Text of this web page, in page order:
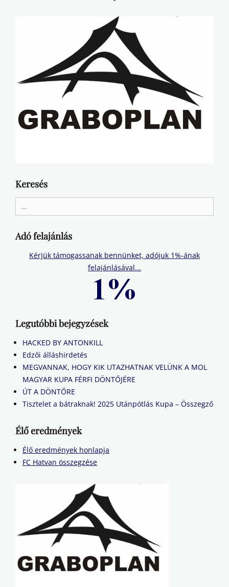
Keresés
for:
Adó felajánlás
Kérjük támogassanak bennünket, adójuk 1%-ának
felajánlásával...
Legutóbbi bejegyzések
HACKED BY ANTONKILL
Edzői álláshirdetés
MEGVANNAK, HOGY KIK UTAZHATNAK VELÜNK A MOL
MAGYAR KUPA FÉRFI DÖNTŐJÉRE
ÚT A DÖNTŐRE
Tisztelet a bátraknak! 2025 Utánpótlás Kupa – Összegző
Élő eredmények
Élő eredmények honlapja
FC Hatvan összegzése